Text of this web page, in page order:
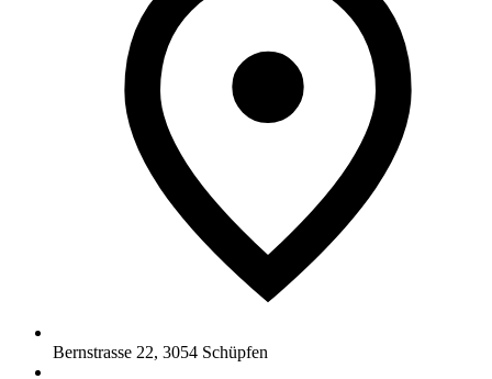
Bernstrasse 22, 3054 Schüpfen